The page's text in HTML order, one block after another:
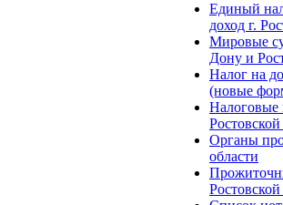
Единый
доход г.
Мировые
Дону и
Налог на
(новые
Налоговые
Ростовской
Органы
области
Ростовской